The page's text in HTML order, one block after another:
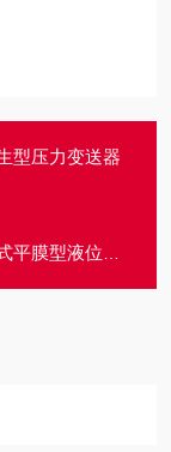
型压力变送器
型液位变送器